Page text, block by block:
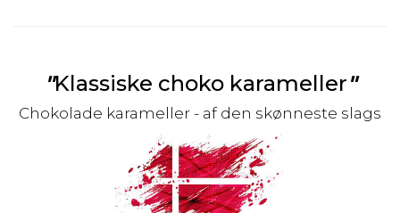
"Klassiske choko karameller"
Chokolade karameller - af den skønneste slags